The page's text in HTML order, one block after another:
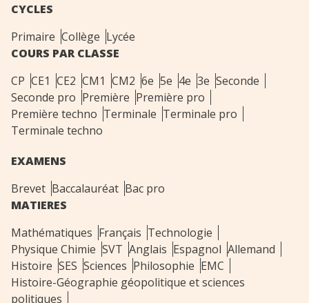
CYCLES
Primaire Collège Lycée
COURS PAR CLASSE
CP CE1 CE2 CM1 CM2 6e 5e 4e 3e Seconde
Seconde pro Première Première pro
Première techno Terminale Terminale pro
Terminale techno
EXAMENS
Brevet Baccalauréat Bac pro
MATIERES
Mathématiques Français Technologie
Physique Chimie SVT Anglais Espagnol Allemand
Histoire SES Sciences Philosophie EMC
Histoire-Géographie géopolitique et sciences
politiques